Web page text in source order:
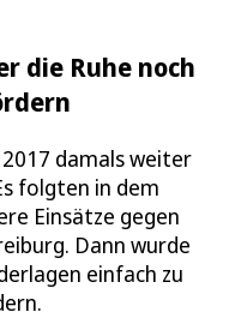
die Ruhe noch
damals weiter
folgten in dem
Einsätze gegen
Dann wurde
einfach zu